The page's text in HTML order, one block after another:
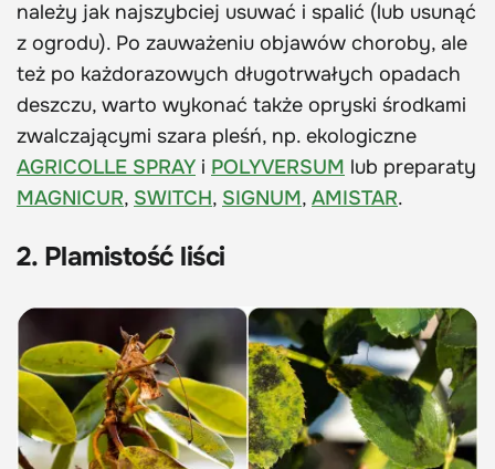
należy jak najszybciej usuwać i spalić (lub usunąć
z ogrodu). Po zauważeniu objawów choroby, ale
też po każdorazowych długotrwałych opadach
deszczu, warto wykonać także opryski środkami
zwalczającymi szara pleśń, np. ekologiczne
AGRICOLLE SPRAY i POLYVERSUM lub preparaty
MAGNICUR, SWITCH, SIGNUM, AMISTAR.
2. Plamistość liści